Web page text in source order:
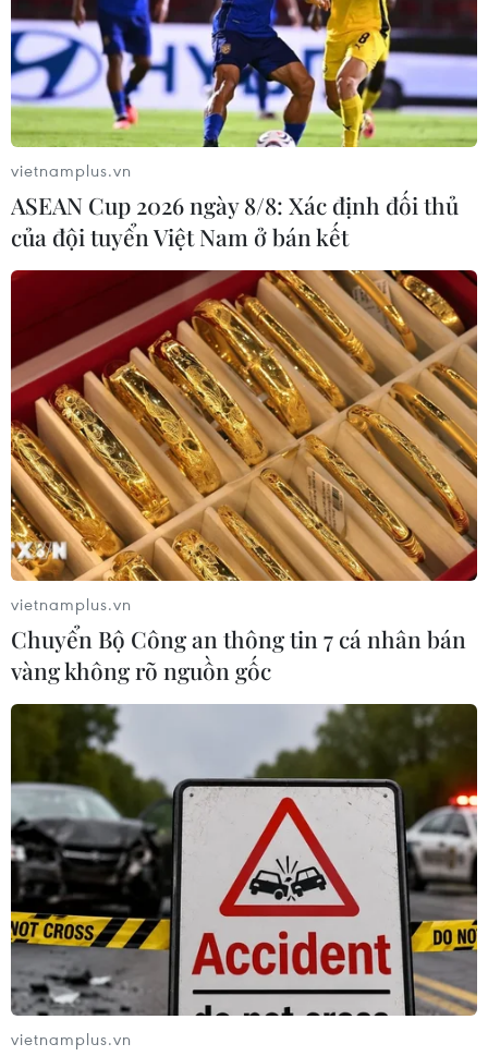
TP Hồ Chí Minh đề xuất rà soát lại quy
hoạch thủy lợi chống ngập úng
27/10/2019 03:26
Quy hoạch được phê duyệt tại Quyết định 1547 của Thủ
tướng hiện không còn phù hợp với thực tế, tình hình biến
đổi khí hậu nước biển dâng và quy hoạch phát triển
chung của Thành phố Hồ Chí Minh.
vietnamplus.vn
ASEAN Cup 2026 ngày 8/8: Xác định đối thủ
của đội tuyển Việt Nam ở bán kết
vietnamplus.vn
Chuyển Bộ Công an thông tin 7 cá nhân bán
vàng không rõ nguồn gốc
vietnamplus.vn